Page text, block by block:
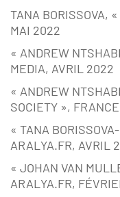
TANA BORISSOVA,
MAI 2022
« ANDREW
MEDIA, AVRIL 2022
« ANDREW
SOCIETY »,
« TANA
ARALYA.FR, AVRIL
« JOHAN VAN
ARALYA.FR,